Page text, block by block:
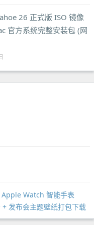
26 正式版 ISO 镜像
官方系统完整安装包 (网
Watch 智能手表
发布会主题壁纸打包下载